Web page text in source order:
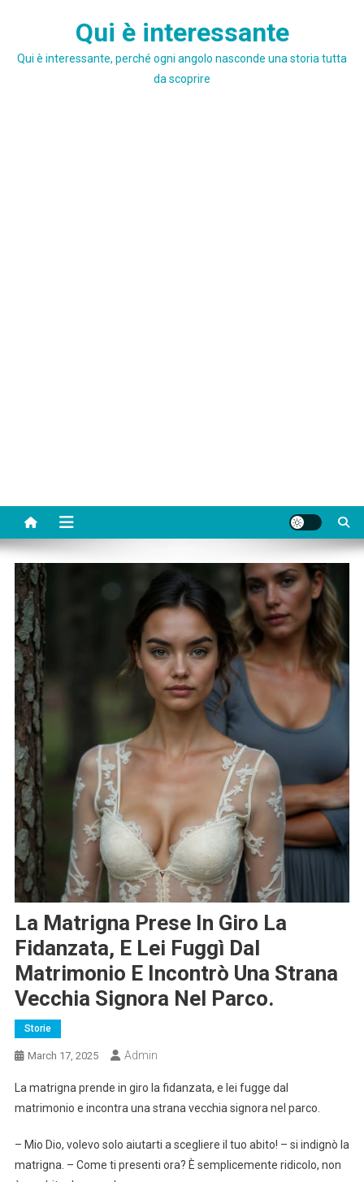
Qui è interessante
Qui è interessante, perché ogni angolo nasconde una storia tutta
da scoprire
La Matrigna Prese In Giro La
Fidanzata, E Lei Fuggì Dal
Matrimonio E Incontrò Una Strana
Vecchia Signora Nel Parco.
Storie
March 17, 2025 Admin
La matrigna prende in giro la fidanzata, e lei fugge dal
matrimonio e incontra una strana vecchia signora nel parco.
– Mio Dio, volevo solo aiutarti a scegliere il tuo abito! – si indignò la
matrigna. – Come ti presenti ora? È semplicemente ridicolo, non